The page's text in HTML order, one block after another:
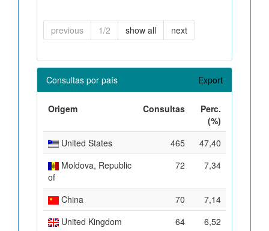
previous 1/2 show all next
Consultas por país Export
Origem Consultas
Perc.
(%)
United States
465
47,40
Moldova, Republic
of
72 7,34
China 70
7,14
United Kingdom
64
6,52